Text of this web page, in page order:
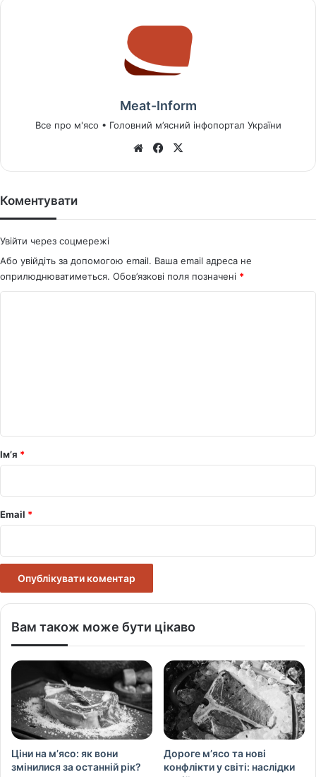
Meat-Inform
Все про м'ясо • Головний м’ясний інфопортал України
We
Fa
Коментувати
Увійти через соцмережі
Або увійдіть за допомогою email. Ваша email адреса не
оприлюднюватиметься. Обов’язкові поля позначені *
р
*
Ім’я *
Email *
Вам також може бути цікаво
Ціни на м’ясо: як вони
змінилися за останній рік?
Дороге м’ясо та нові
конфлікти у світі: наслідки